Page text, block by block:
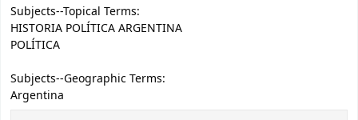
Subjects--Topical Terms:
HISTORIA POLÍTICA ARGENTINA
POLÍTICA
Subjects--Geographic Terms:
Argentina